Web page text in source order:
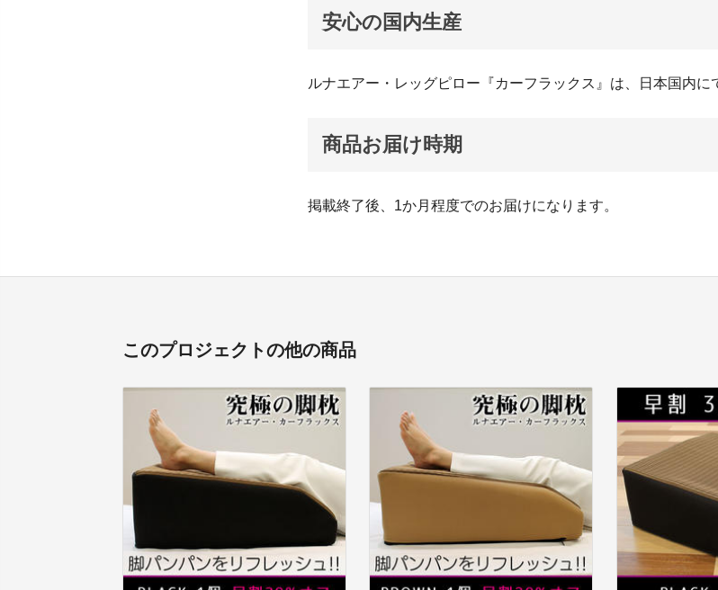
安心の国内生産
ルナエアー・レッグピロー『カーフラックス』は、日本国内に
商品お届け時期
掲載終了後、1か月程度でのお届けになります。
このプロジェクトの他の商品